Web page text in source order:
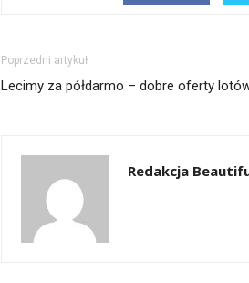
Poprzedni artykuł
Lecimy za półdarmo – dobre oferty
Redakcja